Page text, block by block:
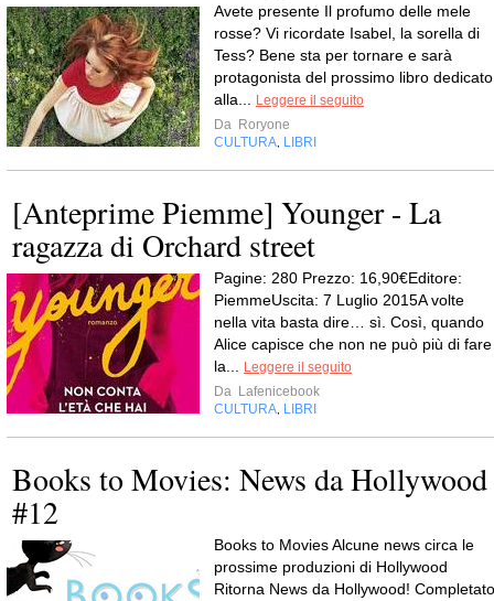
Avete presente Il profumo delle mele
rosse? Vi ricordate Isabel, la sorella di
Tess? Bene sta per tornare e sarà
protagonista del prossimo libro dedicato
alla...
Leggere il seguito
Da Roryone
CULTURA LIBRI
[Anteprime Piemme] Younger - La
ragazza di Orchard street
Pagine: 280 Prezzo: 16,90€Editore:
PiemmeUscita: 7 Luglio 2015A volte
nella vita basta dire… sì. Così, quando
Alice capisce che non ne può più di fare
la...
Leggere il seguito
Da Lafenicebook
CULTURA LIBRI
Books to Movies: News da Hollywood
#12
Books to Movies Alcune news circa le
prossime produzioni di Hollywood
Ritorna News da Hollywood! Completato